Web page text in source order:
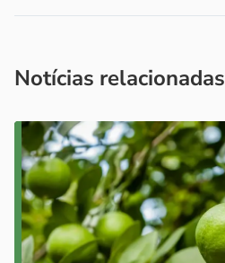
Notícias relacionadas